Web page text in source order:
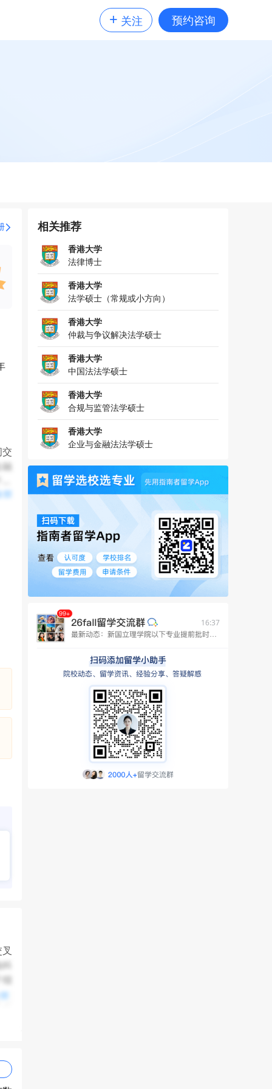
+ 关注 预约咨询
部
相关推荐
香港大学
法律博士
香港大学
法学硕士（常规或小方向）
香港大学
仲裁与争议解决法学硕士
香港大学
中国法法学硕士
香港大学
合规与监管法学硕士
香港大学
企业与金融法法学硕士
16:37